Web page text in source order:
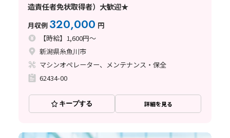
造責任者免状取得者）大歓迎★
月収例 320,000 円
【時給】1,600円～
新潟県糸魚川市
マシンオペレーター、メンテナンス・保全
62434-00
キープする 詳細を見る